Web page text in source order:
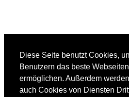
Diese Seite benutzt Cookies,
Benutzern das beste
ermöglichen. Außerdem
auch Cookies von Diensten